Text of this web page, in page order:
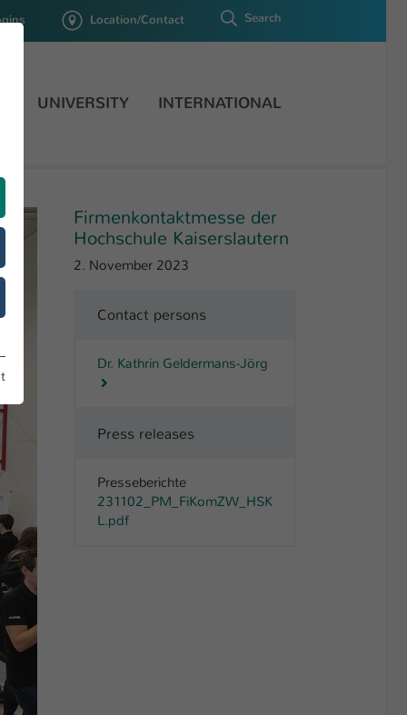
Location/Contact Search
UNIVERSITY INTERNATIONAL
Firmenkontaktmesse der
Hochschule Kaiserslautern
2. November 2023
Contact persons
Dr. Kathrin Geldermans-Jörg
Press releases
Presseberichte
231102_PM_FiKomZW_HSK
L.pdf